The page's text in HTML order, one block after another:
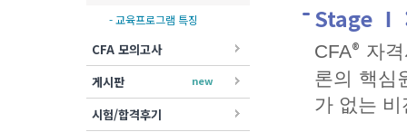
- 교육프로그램 특징
CFA 모의고사
게시판
new
시험/합격후기
Stage Ⅰ :
CFA® 자
론의 핵심
가 없는